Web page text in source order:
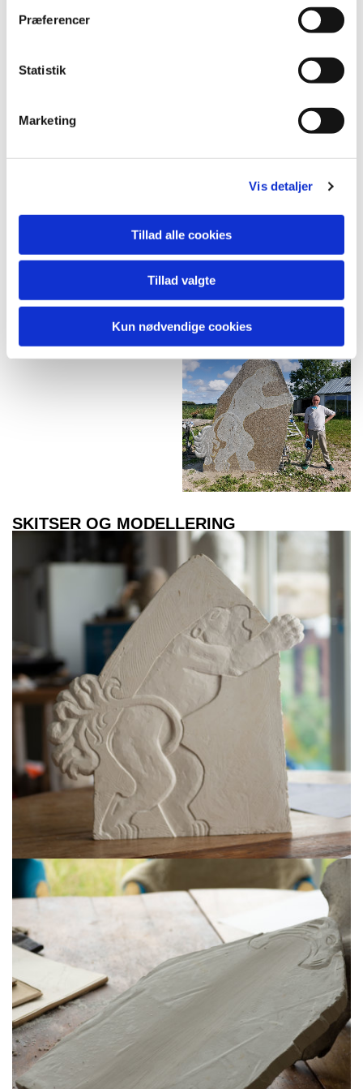
Præferencer
Statistik
Marketing
Vis detaljer
Tillad alle cookies
Tillad valgte
Kun nødvendige cookies
SKITSER OG MODELLERING